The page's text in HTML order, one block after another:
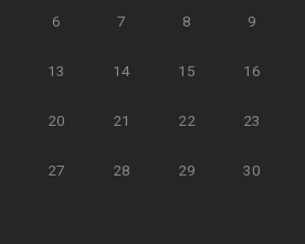
6 7 8 9
13 14 15 16
20 21 22 23
27 28 29 30